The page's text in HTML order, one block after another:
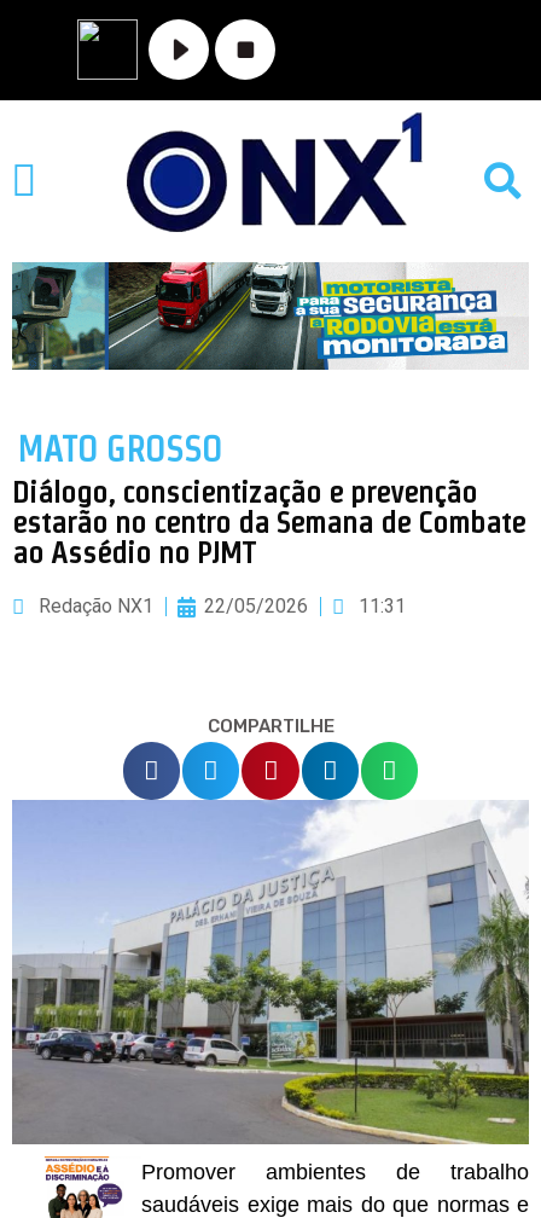
MATO GROSSO
Diálogo, conscientização e prevenção
estarão no centro da Semana de Combate
ao Assédio no PJMT
Redação NX1 22/05/2026 11:31
COMPARTILHE
Promover ambientes de trabalho
saudáveis exige mais do que normas e